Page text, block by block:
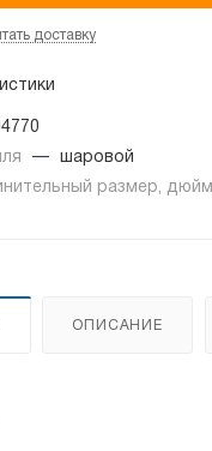
доставку
—
шаровой
размер, дюйм
ОПИСАНИЕ